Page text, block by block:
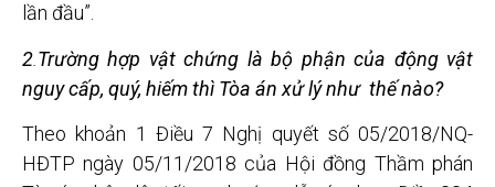
lần đầu”.
2 Trường hợp vật chứng là bộ phận của động vật
nguy cấp, quý, hiếm thì Tòa án xử lý như thế nào?
Theo khoản 1 Điều 7 Nghị quyết số 05/2018/NQ-
HĐTP ngày 05/11/2018 của Hội đồng Thầm phán